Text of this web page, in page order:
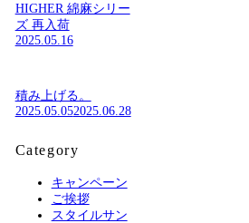
HIGHER 綿麻シリー
ズ 再入荷
2025.05.16
積み上げる。
2025.05.052025.06.28
Category
キャンペーン
ご挨拶
スタイルサン